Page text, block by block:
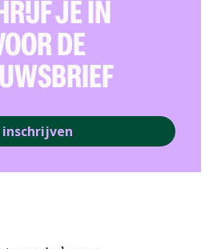
JE IN
DE
inschrijven